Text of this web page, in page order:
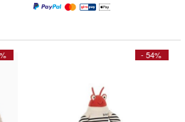
- 54%